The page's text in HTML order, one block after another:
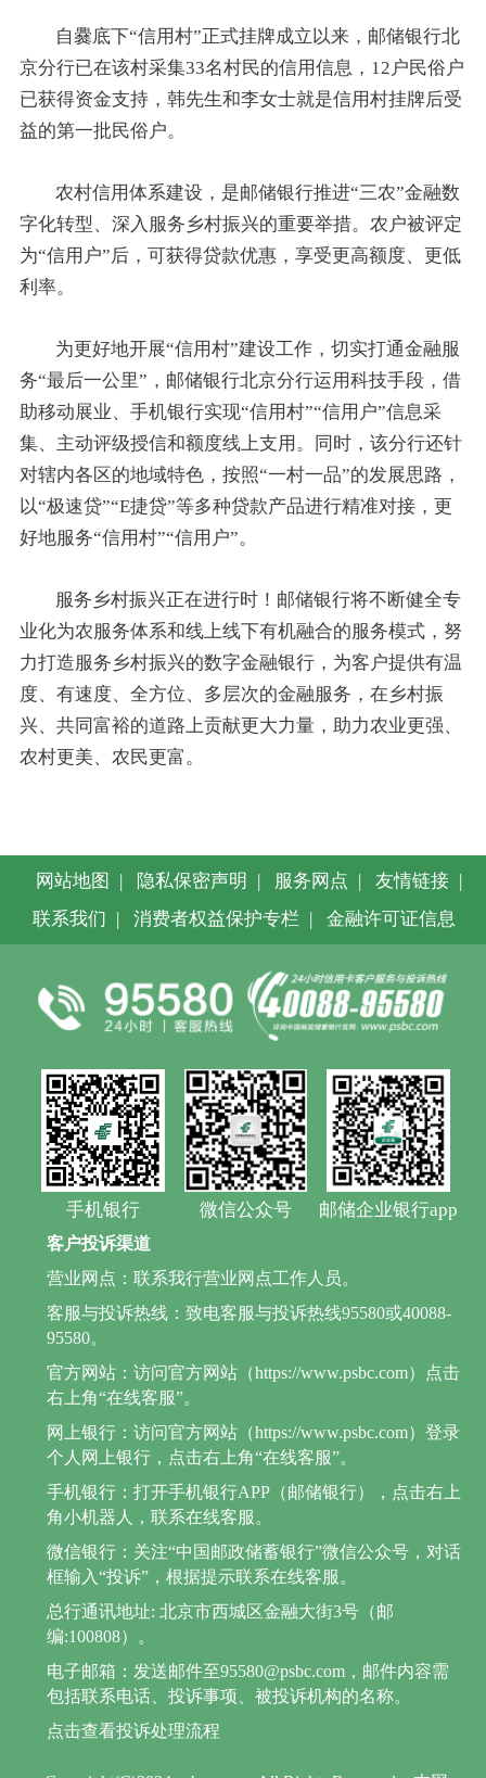
自爨底下“信用村”正式挂牌成立以来，邮储银行北
京分行已在该村采集33名村民的信用信息，12户民俗户
已获得资金支持，韩先生和李女士就是信用村挂牌后受
益的第一批民俗户。
农村信用体系建设，是邮储银行推进“三农”金融数
字化转型、深入服务乡村振兴的重要举措。农户被评定
为“信用户”后，可获得贷款优惠，享受更高额度、更低
利率。
为更好地开展“信用村”建设工作，切实打通金融服
务“最后一公里”，邮储银行北京分行运用科技手段，借
助移动展业、手机银行实现“信用村”“信用户”信息采
集、主动评级授信和额度线上支用。同时，该分行还针
对辖内各区的地域特色，按照“一村一品”的发展思路，
以“极速贷”“E捷贷”等多种贷款产品进行精准对接，更
好地服务“信用村”“信用户”。
服务乡村振兴正在进行时！邮储银行将不断健全专
业化为农服务体系和线上线下有机融合的服务模式，努
力打造服务乡村振兴的数字金融银行，为客户提供有温
度、有速度、全方位、多层次的金融服务，在乡村振
兴、共同富裕的道路上贡献更大力量，助力农业更强、
农村更美、农民更富。
网站地图 | 隐私保密声明 | 服务网点 | 友情链接 |
联系我们 | 消费者权益保护专栏 | 金融许可证信息
手机银行 微信公众号 邮储企业银行app
客户投诉渠道
营业网点：联系我行营业网点工作人员。
客服与投诉热线：致电客服与投诉热线95580或40088-
95580。
官方网站：访问官方网站（https://www.psbc.com）点击
右上角“在线客服”。
网上银行：访问官方网站（https://www.psbc.com）登录
个人网上银行，点击右上角“在线客服”。
手机银行：打开手机银行APP（邮储银行），点击右上
角小机器人，联系在线客服。
微信银行：关注“中国邮政储蓄银行”微信公众号，对话
框输入“投诉”，根据提示联系在线客服。
总行通讯地址: 北京市西城区金融大街3号（邮
编:100808）。
电子邮箱：发送邮件至95580@psbc.com，邮件内容需
包括联系电话、投诉事项、被投诉机构的名称。
点击查看投诉处理流程